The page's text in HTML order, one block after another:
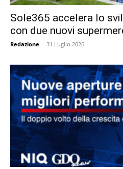
Sole365 accelera lo
con due nuovi
Redazione - 31 Luglio 2026